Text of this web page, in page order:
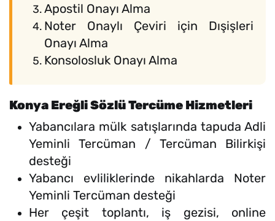
Apostil Onayı Alma
Noter Onaylı Çeviri için Dışişleri
Onayı Alma
Konsolosluk Onayı Alma
Konya Ereğli Sözlü Tercüme Hizmetleri
Yabancılara mülk satışlarında tapuda Adli
Yeminli Tercüman / Tercüman Bilirkişi
desteği
Yabancı evliliklerinde nikahlarda Noter
Yeminli Tercüman desteği
Her çeşit toplantı, iş gezisi, online